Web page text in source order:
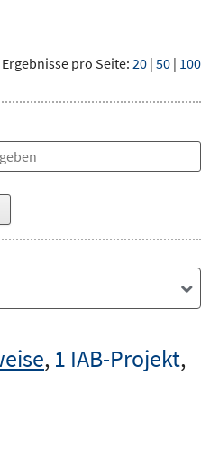
Ergebnisse pro Seite: 20 | 50 | 100
, 1 IAB-Projekt,